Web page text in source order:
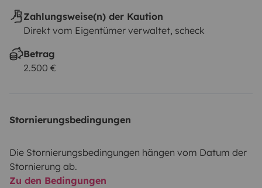
Zahlungsweise(n) der Kaution
Direkt vom Eigentümer verwaltet, scheck
Betrag
2.500 €
Stornierungsbedingungen
Die Stornierungsbedingungen hängen vom Datum der
Stornierung ab.
Zu den Bedingungen